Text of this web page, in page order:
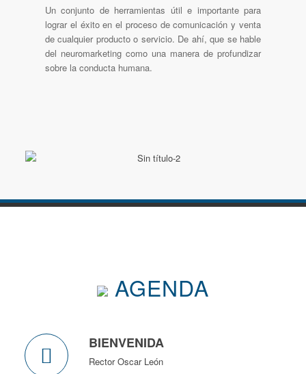
Un conjunto de herramientas útil e importante para
lograr el éxito en el proceso de comunicación y venta
de cualquier producto o servicio. De ahí, que se hable
del neuromarketing como una manera de profundizar
sobre la conducta humana.
AGENDA
BIENVENIDA
Rector Oscar León